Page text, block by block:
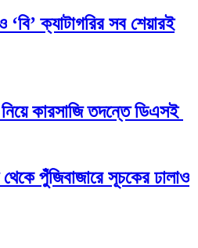
ক্যাটাগরির সব শেয়ারই
নিয়ে কারসাজি তদন্তে ডিএসই
থেকে পুঁজিবাজারে সূচকের ঢালাও